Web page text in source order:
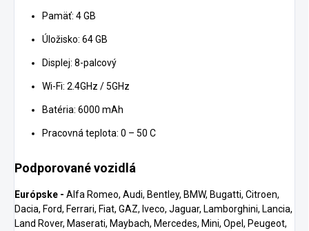
Pamäť: 4 GB
Úložisko: 64 GB
Displej: 8-palcový
Wi-Fi: 2.4GHz / 5GHz
Batéria: 6000 mAh
Pracovná teplota: 0 – 50 C
Podporované vozidlá
Európske - Alfa Romeo, Audi, Bentley, BMW, Bugatti, Citroen,
Dacia, Ford, Ferrari, Fiat, GAZ, Iveco, Jaguar, Lamborghini, Lancia,
Land Rover, Maserati, Maybach, Mercedes, Mini, Opel, Peugeot,